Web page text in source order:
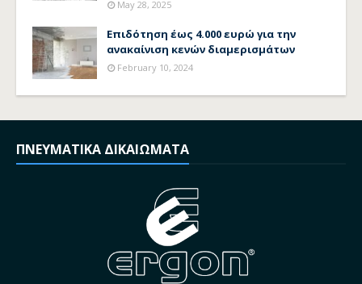
May 28, 2025
Επιδότηση έως 4.000 ευρώ για την
ανακαίνιση κενών διαμερισμάτων
February 10, 2024
ΠΝΕΥΜΑΤΙΚΑ ΔΙΚΑΙΩΜΑΤΑ